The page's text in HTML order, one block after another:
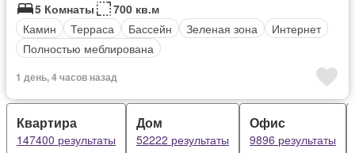
5 Комнаты
700 кв.м
Камин
Терраса Бассейн Зеленая зона
Интернет
Полностью меблирована
1 день, 4 часов назад
Квартира
147400 результаты
Дом
52222 результаты
Офис
9896 результаты